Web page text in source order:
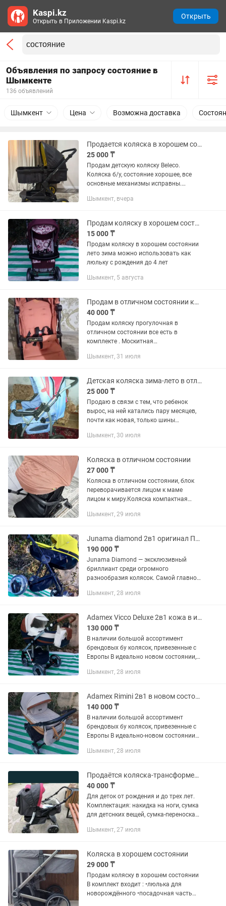
Объявления по запросу состояние в
Шымкенте
136 объявлений
Шымкент Цена Возможна доставка
Продается коляска в хорошем состоянии
25 000 ₸
Продам детскую коляску Beleco.
Коляска б/у, состояние хорошее, все
основные механизмы исправны.
время года. Характеристики: Зимний и
Шымкент, вчера
Продам коляску в хорошем состоянии
15 000 ₸
Продам коляску в хорошем состоянии
лето зима можно использовать как
люльку с рождения до 4 лет
Шымкент, 5 августа
Продам в отличном состоянии коляску
40 000 ₸
Продам коляску прогулочная в
отличном состоянии все есть в
комплекте . Москитная
для ног и сумка для переноски коляски
только....
Шымкент, 31 июля
Детская коляска зима-лето в отличном состоянии с полной комплектацией
25 000 ₸
Продаю в связи с тем, что ребенок
вырос, на ней катались пару месяцев,
почти как новая, только шины
подарок, приобретали отдельно. Все
Шымкент, 30 июля
Коляска в отличном состоянии
27 000 ₸
Коляска в отличном состоянии, блок
переворачивается лицом к маме
лицом к миру.Коляска компактная
ночки,легко складывается и
цвет...
Шымкент, 29 июля
Junama diamond 2в1 оригинал Польша вип качество,в новом состоянии коляска
190 000 ₸
Junama Diamond — эксклюзивный
бриллиант среди огромного
разнообразия колясок. Самой главной
коляски является короб люльки,
алмаза,...
Шымкент, 28 июля
Adamex Vicco Deluxe 2в1 кожа в идеально новом состоянии коляска Польша
130 000 ₸
В наличии большой ассортимент
брендовых бу колясок, привезенные с
Европы В идеально новом состоянии,
1 Adamex Vicco Deluxe – новая модель
Шымкент, 28 июля
Adamex Rimini 2в1 в новом состоянии Коляска Польша
140 000 ₸
В наличии большой ассортимент
брендовых бу колясок, привезенные с
Европы В идеально-новом состоянии
универсальная коляска для тех, кто
Шымкент, 28 июля
Продаётся коляска-трансформер Marimex Sport. Б/у в хорошем состоянии!
40 000 ₸
Для деток от рождения и до трех лет.
Комплектация: накидка на ноги, сумка
для детснких вещей, сумка-переноска
Шымкент, 27 июля
Коляска в хорошем состоянии
29 000 ₸
Продам коляску в хорошем состоянии
В комплект входит : •люлька для
новорождённого •посадочная часть
Kaspi.kz
Открыть в Приложении Kaspi.kz
Открыть